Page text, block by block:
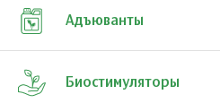
Адъюванты
Биостимуляторы